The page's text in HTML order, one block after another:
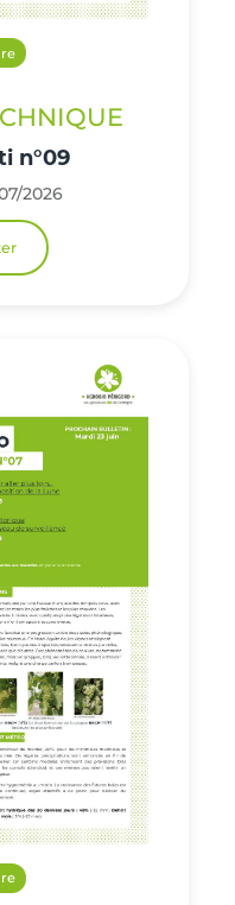
n°09
2026